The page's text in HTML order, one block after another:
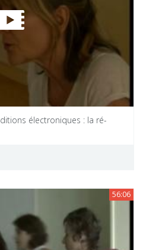
électroniques : la ré-
56:06